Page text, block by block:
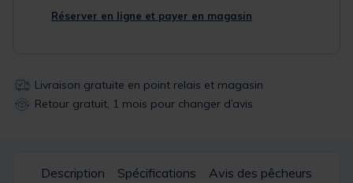
Réserver en ligne et payer en magasin
Livraison gratuite en point relais et magasin
Retour gratuit, 1 mois pour changer d’avis
Description Spécifications Avis des pêcheurs